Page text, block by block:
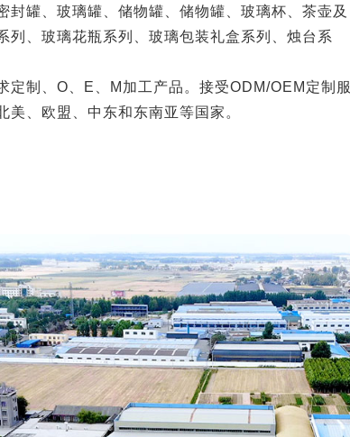
封罐、玻璃罐、储物罐、储物罐、玻璃杯、茶壶及
列、玻璃花瓶系列、玻璃包装礼盒系列、烛台系
定制、O、E、M加工产品。接受ODM/OEM定制服
美、欧盟、中东和东南亚等国家。